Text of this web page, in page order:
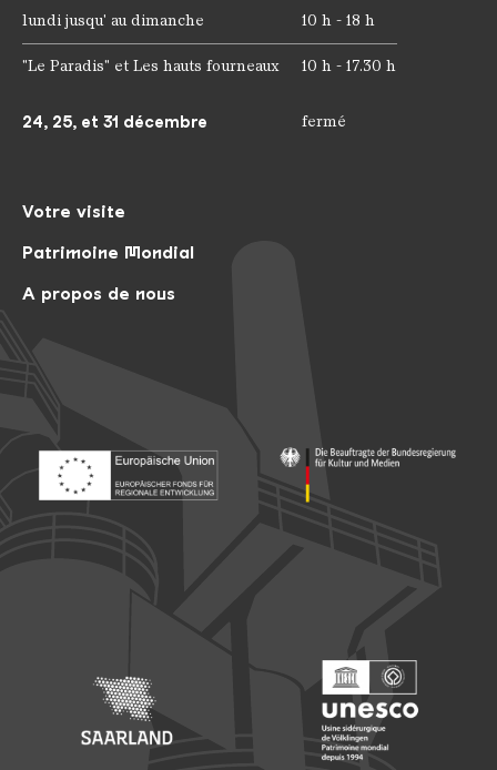
Votre visite
Patrimoine Mondial
A propos de nous
lundi jusqu' au dimanche 10 h - 18 h
"Le Paradis" et Les hauts fourneaux 10 h - 17.30 h
24, 25, et 31 décembre fermé